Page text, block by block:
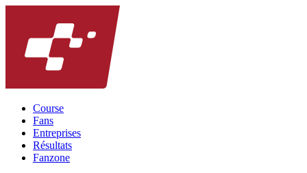
Course
Fans
Entreprises
Résultats
Fanzone